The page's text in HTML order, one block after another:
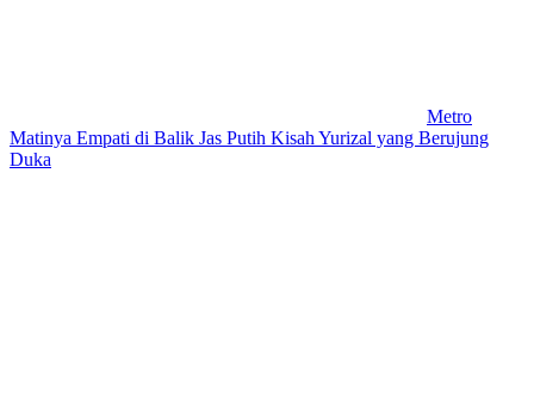
Metro
Matinya Empati di Balik Jas Putih Kisah Yurizal yang Berujung
Duka